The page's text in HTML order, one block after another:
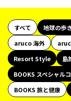
すべて 地球の歩
aruco 海外
Resort Style
島
BOOKS スペシャル
BOOKS 旅と健康